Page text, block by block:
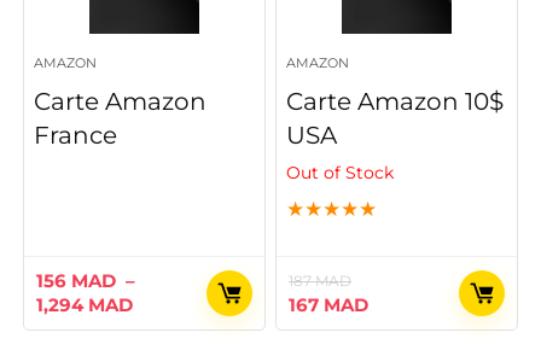
AMAZON
Carte Amazon
France
156 MAD –
1,294 MADPlage
de
AMAZON
Carte Amazon 10$
USA
Out of Stock
★★★★★
187MAD
Le
prix
167 MADLe
prix